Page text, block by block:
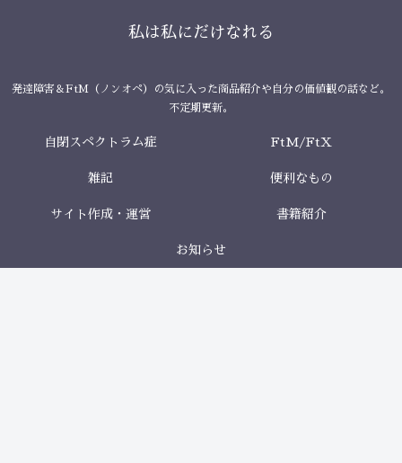
私は私にだけなれる
発達障害＆FtM（ノンオペ）の気に入った商品紹介や自分の価値観の話など。
不定期更新。
自閉スペクトラム症 FtM/FtX
雑記 便利なもの
サイト作成・運営 書籍紹介
お知らせ